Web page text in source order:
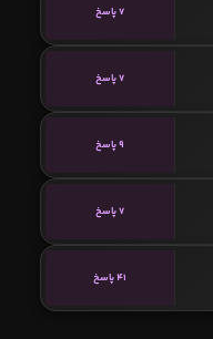
7 پاسخ
7 پاسخ
9 پاسخ
7 پاسخ
41 پاسخ